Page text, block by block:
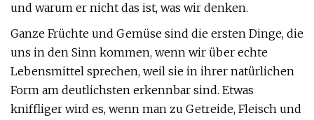
und warum er nicht das ist, was wir denken.
Ganze Früchte und Gemüse sind die ersten Dinge, die
uns in den Sinn kommen, wenn wir über echte
Lebensmittel sprechen, weil sie in ihrer natürlichen
Form am deutlichsten erkennbar sind. Etwas
kniffliger wird es, wenn man zu Getreide, Fleisch und